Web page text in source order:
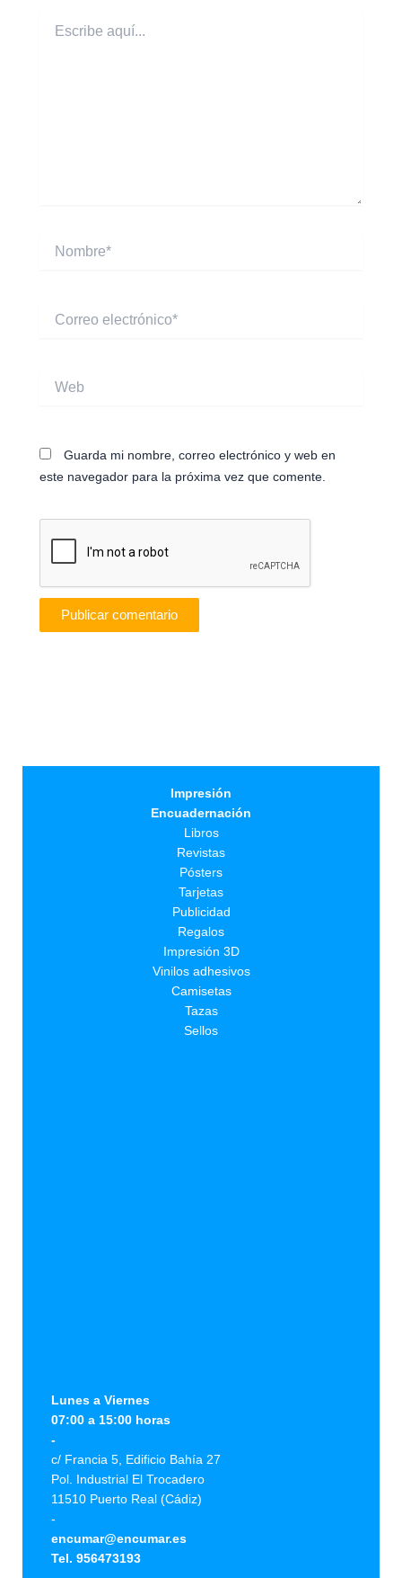
aquí...
electrónico*
Web
Guarda mi nombre, correo electrónico y web en
este navegador para la próxima vez que comente.
Impresión
Encuadernación
Libros
Revistas
Pósters
Tarjetas
Publicidad
Regalos
Impresión 3D
Vinilos adhesivos
Camisetas
Tazas
Sellos
Lunes a Viernes
07:00 a 15:00 horas
-
c/ Francia 5, Edificio Bahía 27
Pol. Industrial El Trocadero
11510 Puerto Real (Cádiz)
-
encumar@encumar.es
Tel. 956473193